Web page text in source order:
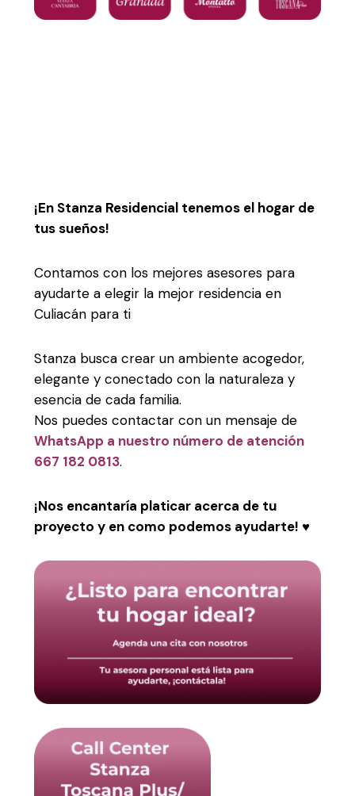
¡En Stanza Residencial tenemos el hogar de
tus sueños!
Contamos con los mejores asesores para
ayudarte a elegir la mejor residencia en
Culiacán para ti
Stanza busca crear un ambiente acogedor,
elegante y conectado con la naturaleza y
esencia de cada familia.
Nos puedes contactar con un mensaje de
WhatsApp a nuestro número de atención
667 182 0813.
¡Nos encantaría platicar acerca de tu
proyecto y en como podemos ayudarte! ♥